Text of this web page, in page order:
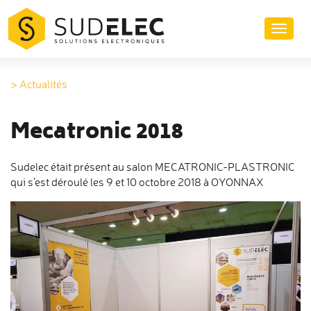
Aller
contenu
Toggle
> Actualités
Mecatronic 2018
Sudelec était présent au salon MECATRONIC-PLASTRONIC
qui s’est déroulé les 9 et 10 octobre 2018 à OYONNAX